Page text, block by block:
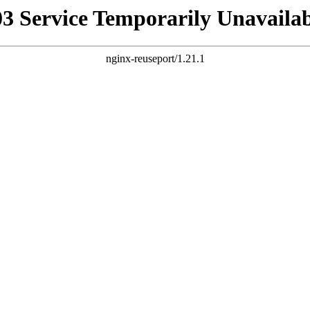
Service Temporarily
nginx-reuseport/1.21.1